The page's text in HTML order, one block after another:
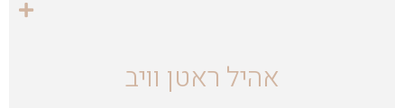
אהיל ראטן וויב